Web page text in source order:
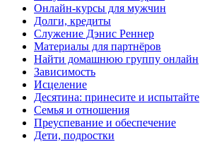
Онлайн-курсы для мужчин
Долги, кредиты
Служение Дэнис Реннер
Материалы для партнёров
Найти домашнюю группу онлайн
Зависимость
Исцеление
Десятина: принесите и испытайте
Семья и отношения
Преуспевание и обеспечение
Дети, подростки